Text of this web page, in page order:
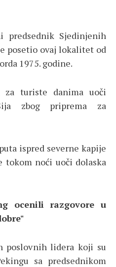
Sjedinjenih
posetio ovaj lokalitet od
1975. godine.
turiste danima uoči
zbog priprema za
ispred severne kapije
tokom noći uoči dolaska
ocenili razgovore u
poslovnih lidera koji su
sa predsednikom